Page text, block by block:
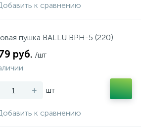
к сравнению
пушка BALLU ВРН-5 (220)
руб. /шт
+ шт
к сравнению